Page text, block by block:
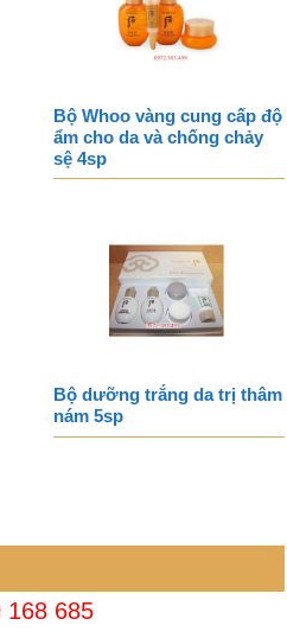
Bộ Whoo vàng cung cấp độ
ẩm cho da và chống chảy
sệ 4sp
Bộ dưỡng trắng da trị thâm
nám 5sp
168 685